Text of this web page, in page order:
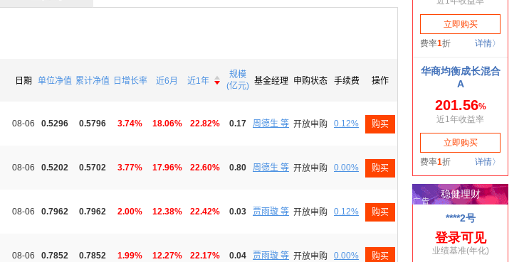
日期 单位净值 累计净值 日增长率 近6月 近1年 

规模
(亿元) 基金经理 申购状态 手续费 操作
08-06 0.5296 0.5796 3.74% 18.06% 22.82% 0.17 周德生 等 开放申购 0.12% 购买
08-06 0.5202 0.5702 3.77% 17.96% 22.60% 0.80 周德生 等 开放申购 0.00% 购买
08-06 0.7962 0.7962 2.00% 12.38% 22.42% 0.03 贾雨璇 等 开放申购 0.12% 购买
08-06 0.7852 0.7852 1.99% 12.27% 22.17% 0.04 贾雨璇 等 开放申购 0.00% 购买